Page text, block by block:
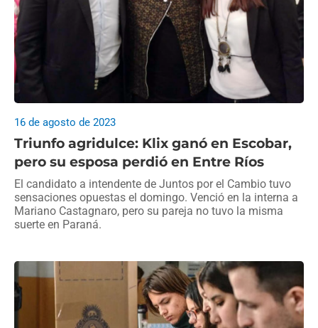
Triunfo agridulce: Klix ganó en Escobar,
pero su esposa perdió en Entre Ríos
16 de agosto de 2023
El candidato a intendente de Juntos por el Cambio tuvo
sensaciones opuestas el domingo. Venció en la interna a
Mariano Castagnaro, pero su pareja no tuvo la misma
suerte en Paraná.